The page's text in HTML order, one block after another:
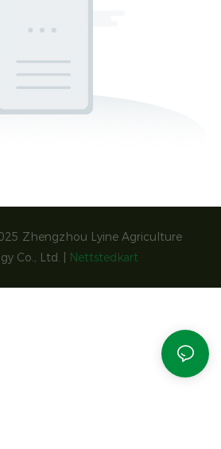
Zhengzhou Lyine Agriculture
Co., Ltd. |
Nettstedkart